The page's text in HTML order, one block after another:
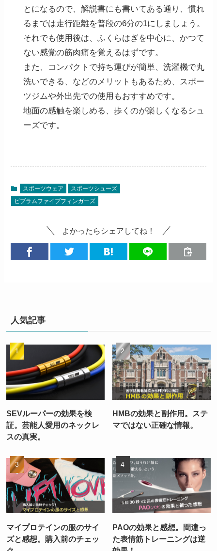
とになるので、解説書にも書いてある通り、慣れ
るまでは走行距離を普段の6分の1にしましょう。
それでも使用後は、ふくらはぎを中心に、かつて
ない感覚の筋肉痛を覚えるはずです。
また、
コンパクトで持ち運びが簡単、洗濯機で丸
洗いできる 、などのメリットもあるため、スポー
ツジムや外出先での使用もおすすめです。
地面の感触を楽しめる、歩くのが楽しくなるシュ
ーズです。
スポーツウェア
スポーツシューズ
ビブラムファイブフィンガーズ
よかったらシェアしてね！
人気記事
SEVルーパーの効果を検
証。芸能人愛用のネックレ
スの真実。
HMBの効果と副作用。ステ
マではない正確な情報。
マイプロテインの服のサイ
ズと感想。購入前のチェッ
PAOの効果と感想。間違っ
た表情筋トレーニングは逆